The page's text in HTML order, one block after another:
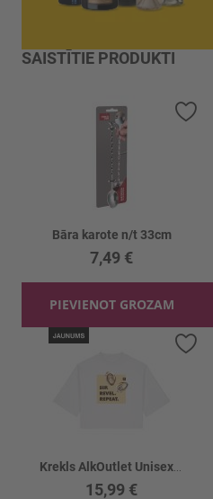
SAISTĪTIE PRODUKTI
Bāra karote n/t 33cm
7,49 €
PIEVIENOT GROZAM
15,99 €